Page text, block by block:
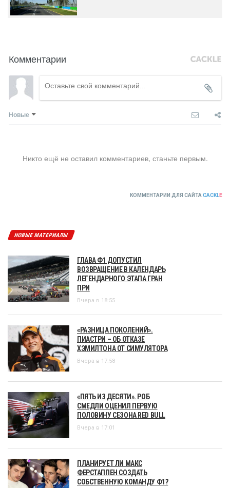
Комментарии
Новые
Никто ещё не оставил комментариев, станьте первым.
КОММЕНТАРИИ ДЛЯ САЙТА CACKLE
НОВЫЕ МАТЕРИАЛЫ
ГЛАВА Ф1 ДОПУСТИЛ
ВОЗВРАЩЕНИЕ В КАЛЕНДАРЬ
ЛЕГЕНДАРНОГО ЭТАПА ГРАН
ПРИ
Вчера в 18:55
«РАЗНИЦА ПОКОЛЕНИЙ».
ПИАСТРИ – ОБ ОТКАЗЕ
ХЭМИЛТОНА ОТ СИМУЛЯТОРА
Вчера в 17:58
«ПЯТЬ ИЗ ДЕСЯТИ». РОБ
СМЕДЛИ ОЦЕНИЛ ПЕРВУЮ
ПОЛОВИНУ СЕЗОНА RED BULL
Вчера в 17:01
ПЛАНИРУЕТ ЛИ МАКС
ФЕРСТАППЕН СОЗДАТЬ
СОБСТВЕННУЮ КОМАНДУ Ф1?